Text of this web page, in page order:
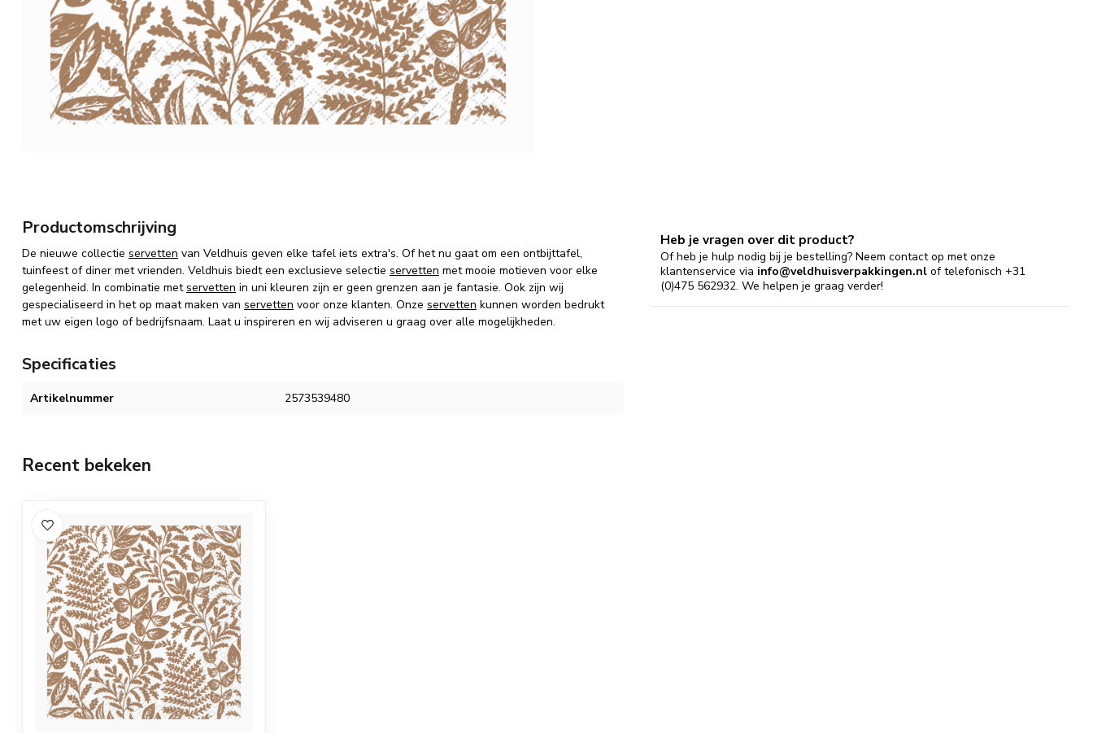
Productomschrijving
De nieuwe collectie servetten van Veldhuis geven elke tafel iets extra's. Of het nu gaat om een ontbijttafel,
tuinfeest of diner met vrienden. Veldhuis biedt een exclusieve selectie servetten met mooie motieven voor elke
gelegenheid. In combinatie metservetten in uni kleuren zijn er geen grenzen aan je fantasie. Ook zijn wij
gespecialiseerd in het op maat maken van servetten voor onze klanten. Onze servetten kunnen worden bedrukt
met uw eigen logo of bedrijfsnaam. Laat u inspireren en wij adviseren u graag over alle mogelijkheden.
Specificaties
Artikelnummer 2573539480
Heb je vragen over dit product?
Of heb je hulp nodig bij je bestelling? Neem contact op met onze
klantenservice via info@veldhuisverpakkingen.nl of telefonisch +31
(0)475 562932. We helpen je graag verder!
Recent bekeken